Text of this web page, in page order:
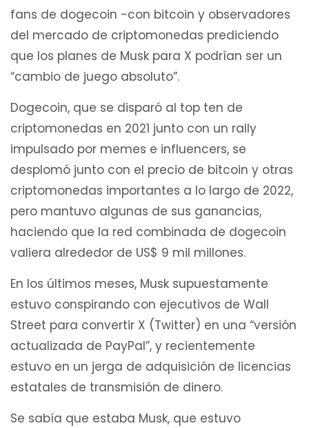
fans de dogecoin -con bitcoin y observadores
del mercado de criptomonedas prediciendo
que los planes de Musk para X podrían ser un
“cambio de juego absoluto”.
Dogecoin, que se disparó al top ten de
criptomonedas en 2021 junto con un rally
impulsado por memes e influencers, se
desplomó junto con el precio de bitcoin y otras
criptomonedas importantes a lo largo de 2022,
pero mantuvo algunas de sus ganancias,
haciendo que la red combinada de dogecoin
valiera alrededor de US$ 9 mil millones.
En los últimos meses, Musk supuestamente
estuvo conspirando con ejecutivos de Wall
Street para convertir X (Twitter) en una “versión
actualizada de PayPal”, y recientemente
estuvo en un jerga de adquisición de licencias
estatales de transmisión de dinero.
Se sabía que estaba Musk, que estuvo